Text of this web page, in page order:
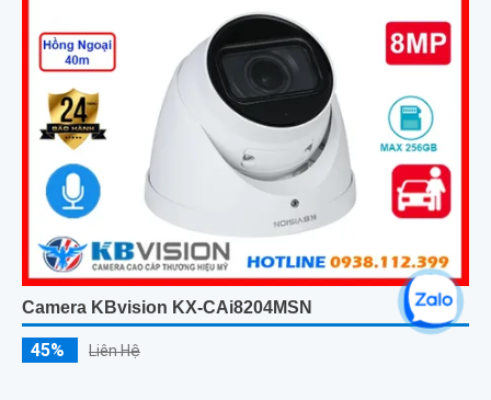
Camera KBvision KX-CAi8204MSN
45% Liên Hệ